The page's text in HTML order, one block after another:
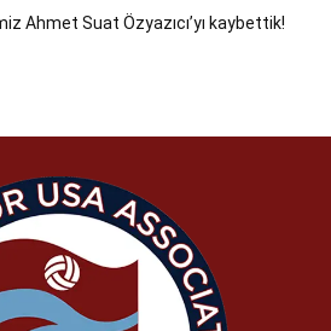
Ahmet Suat Özyazıcı’yı kaybettik!